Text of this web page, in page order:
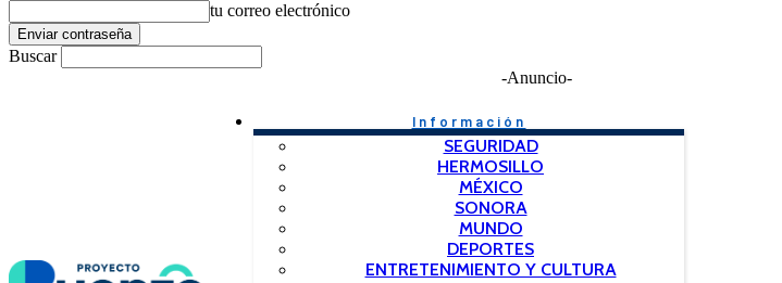
tu correo electrónico
Buscar
-Anuncio-
Información
SEGURIDAD
HERMOSILLO
MÉXICO
SONORA
MUNDO
DEPORTES
ENTRETENIMIENTO Y CULTURA